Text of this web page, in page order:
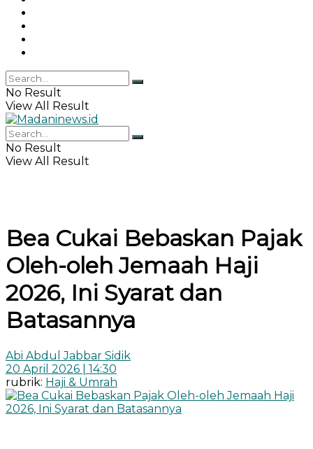
No Result
View All Result
No Result
View All Result
Bea Cukai Bebaskan Pajak
Oleh-oleh Jemaah Haji
2026, Ini Syarat dan
Batasannya
Abi Abdul Jabbar Sidik
20 April 2026 | 14:30
rubrik: Haji & Umrah